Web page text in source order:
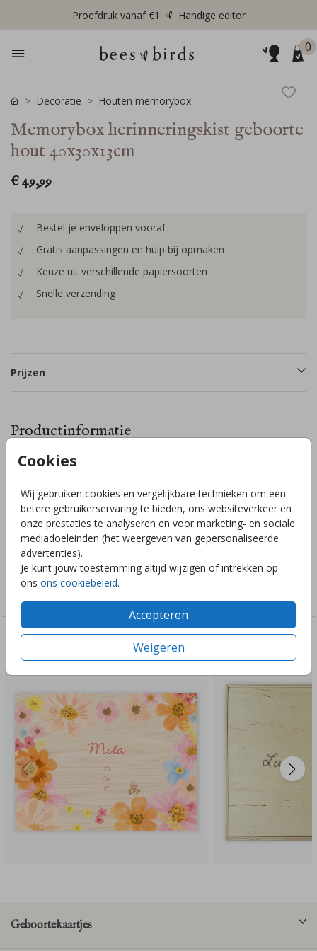
Proefdruk vanaf €1 Handige editor
0
Cookies
Wij gebruiken cookies en vergelijkbare technieken om een
betere gebruikerservaring te bieden, ons websiteverkeer en
onze prestaties te analyseren en voor marketing- en sociale
mediadoeleinden (het weergeven van gepersonaliseerde
advertenties).
Je kunt jouw toestemming altijd wijzigen of intrekken op
ons ons cookiebeleid.
Accepteren
Weigeren
Decoratie Houten memorybox
Memorybox herinneringskist geboorte
hout 40x30x13cm
€ 49,99
Bestel je enveloppen vooraf
Gratis aanpassingen en hulp bij opmaken
Keuze uit verschillende papiersoorten
Snelle verzending
Prijzen
Productinformatie
Omschrijving
Mooie houten memorybox gepersonaliseerd, de kist is
40x30x13cm en kan helemaal naar wens worden gemaakt!
Hulp nodig? Stuur een berichtje en wij helpen je graag
verder!
Collectie
Deze ontwerpen vind je misschien ook leuk
Geboortekaartjes